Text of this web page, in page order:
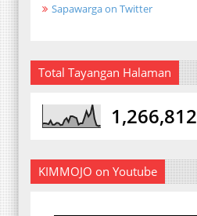
Sapawarga on Twitter
Total Tayangan Halaman
1,266,812
KIMMOJO on Youtube